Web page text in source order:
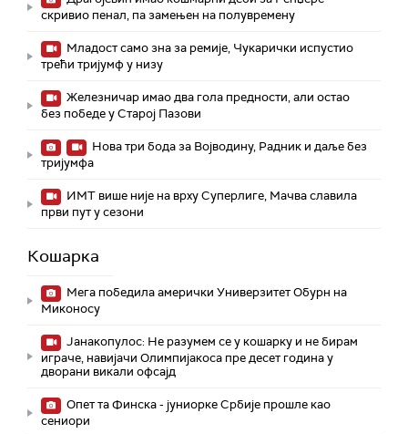
скривио пенал, па замењен на полувремену
Младост само зна за ремије, Чукарички испустио
трећи тријумф у низу
Железничар имао два гола предности, али остао
без победе у Старој Пазови
Нова три бода за Војводину, Радник и даље без
тријумфа
ИМТ више није на врху Суперлиге, Мачва славила
први пут у сезони
Кошарка
Мега победила амерички Универзитет Обурн на
Миконосу
Јанакопулос: Не разумем се у кошарку и не бирам
играче, навијачи Олимпијакоса пре десет година у
дворани викали офсајд
Опет та Финска - јуниорке Србије прошле као
сениори